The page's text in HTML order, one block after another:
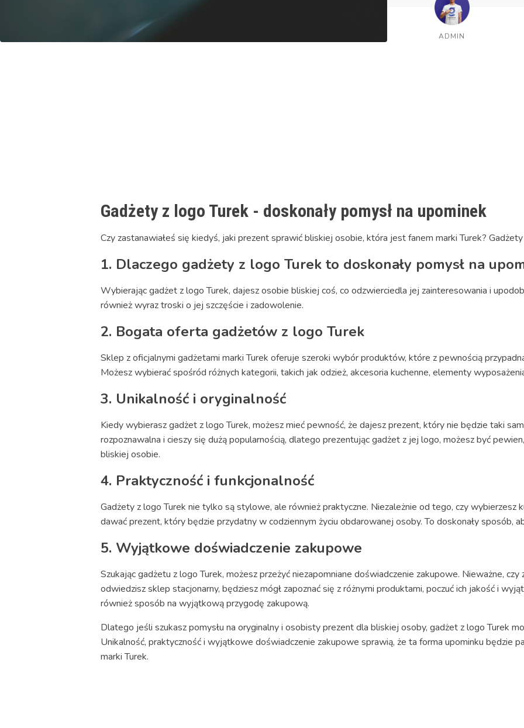
ADMIN
Gadżety z logo Turek - doskonały pomysł na upominek
Czy zastanawiałeś się kiedyś, jaki prezent sprawić bliskiej osobie, która jest fanem marki Turek?
1. Dlaczego gadżety z logo Turek to doskonały pomysł na
Wybierając gadżet z logo Turek, dajesz osobie bliskiej coś, co odzwierciedla jej zainteresowania i
również wyraz troski o jej szczęście i zadowolenie.
2. Bogata oferta gadżetów z logo Turek
Sklep z oficjalnymi gadżetami marki Turek oferuje szeroki wybór produktów, które z pewnością
Możesz wybierać spośród różnych kategorii, takich jak odzież, akcesoria kuchenne, elementy
3. Unikalność i oryginalność
Kiedy wybierasz gadżet z logo Turek, możesz mieć pewność, że dajesz prezent, który nie będzie taki
rozpoznawalna i cieszy się dużą popularnością, dlatego prezentując gadżet z jej logo, możesz być
bliskiej osobie.
4. Praktyczność i funkcjonalność
Gadżety z logo Turek nie tylko są stylowe, ale również praktyczne. Niezależnie od tego, czy wybierzesz
dawać prezent, który będzie przydatny w codziennym życiu obdarowanej osoby. To doskonały sposób,
5. Wyjątkowe doświadczenie zakupowe
Szukając gadżetu z logo Turek, możesz przeżyć niezapomniane doświadczenie zakupowe. Nieważne,
odwiedzisz sklep stacjonarny, będziesz mógł zapoznać się z różnymi produktami, poczuć ich jakość i
również sposób na wyjątkową przygodę zakupową.
Dlatego jeśli szukasz pomysłu na oryginalny i osobisty prezent dla bliskiej osoby, gadżet z logo Turek
Unikalność, praktyczność i wyjątkowe doświadczenie zakupowe sprawią, że ta forma upominku będzie
marki Turek.